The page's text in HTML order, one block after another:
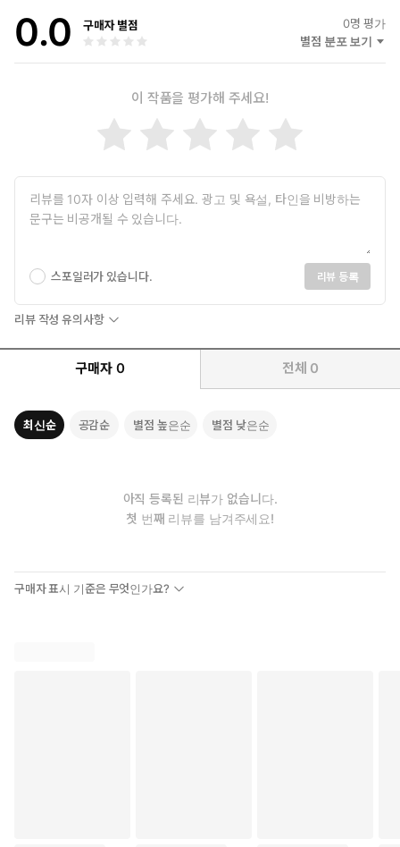
0.0 구매자 별점 0명 평가
별점 분포 보기
이 작품을 평가해 주세요!
스포일러가 있습니다. 리뷰 등록
리뷰 작성 유의사항
구매자 0 전체 0
최신순 공감순 별점 높은순 별점 낮은순
아직 등록된 리뷰가 없습니다.
첫 번째 리뷰를 남겨주세요!
구매자 표시 기준은 무엇인가요?